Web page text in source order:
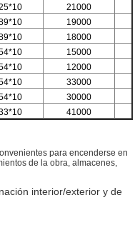
21000
19000
18000
15000
12000
33000
30000
41000
para encenderse en
de la obra, almacenes,
interior/exterior y de